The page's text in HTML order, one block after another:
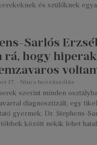
és szülőknek
Sarlós
rá, hogy
17. Nincs hozzászólás
szerint minden
diagnosztizált, egy
gyermek. Dr. Stephens-
között nekik lehet